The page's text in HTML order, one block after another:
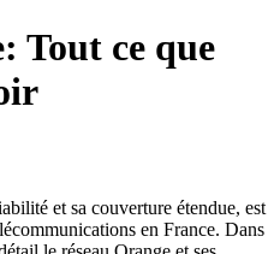
Tout ce que
et sa couverture étendue, est
en France. Dans